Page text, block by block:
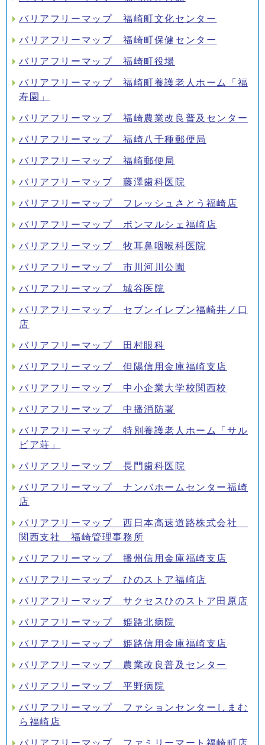
バリアフリーマップ 福崎町文化センター
バリアフリーマップ 福崎町保健センター
バリアフリーマップ 福崎町役場
バリアフリーマップ 福崎町養護老人ホーム「福
寿園」
バリアフリーマップ 福崎農業改良普及センター
バリアフリーマップ 福崎八千種郵便局
バリアフリーマップ 福崎郵便局
バリアフリーマップ 藤澤歯科医院
バリアフリーマップ フレッシュさとう福崎店
バリアフリーマップ ボンマルシェ福崎店
バリアフリーマップ 牧耳鼻咽喉科医院
バリアフリーマップ 市川河川公園
バリアフリーマップ 城谷医院
バリアフリーマップ セブンイレブン福崎井ノ口
店
バリアフリーマップ 田村眼科
バリアフリーマップ 但陽信用金庫福崎支店
バリアフリーマップ 中小企業大学校関西校
バリアフリーマップ 中播消防署
バリアフリーマップ 特別養護老人ホーム「サル
ビア荘」
バリアフリーマップ 長門歯科医院
バリアフリーマップ ナンバホームセンター福崎
店
バリアフリーマップ 西日本高速道路株式会社
関西支社 福崎管理事務所
バリアフリーマップ 播州信用金庫福崎支店
バリアフリーマップ ひのストア福崎店
バリアフリーマップ サクセスひのストア田原店
バリアフリーマップ 姫路北病院
バリアフリーマップ 姫路信用金庫福崎支店
バリアフリーマップ 農業改良普及センター
バリアフリーマップ 平野病院
バリアフリーマップ ファションセンターしまむ
ら福崎店